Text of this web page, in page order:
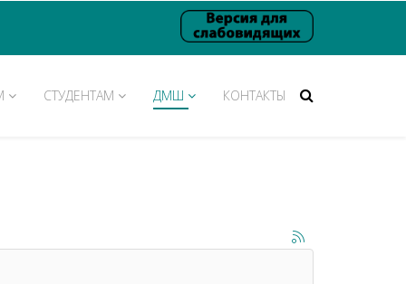
СТУДЕНТАМ ДМШ КОНТАКТЫ